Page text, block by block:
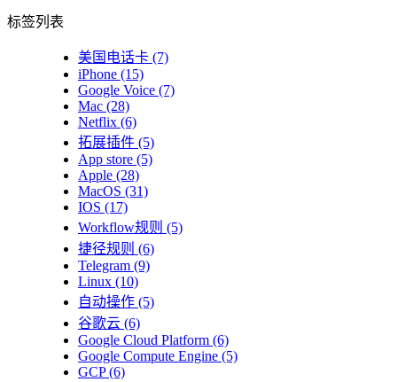
标签列表
美国电话卡 (7)
iPhone (15)
Google Voice (7)
Mac (28)
Netflix (6)
拓展插件 (5)
App store (5)
Apple (28)
MacOS (31)
IOS (17)
Workflow规则 (5)
捷径规则 (6)
Telegram (9)
Linux (10)
自动操作 (5)
谷歌云 (6)
Google Cloud Platform (6)
Google Compute Engine (5)
GCP(6)